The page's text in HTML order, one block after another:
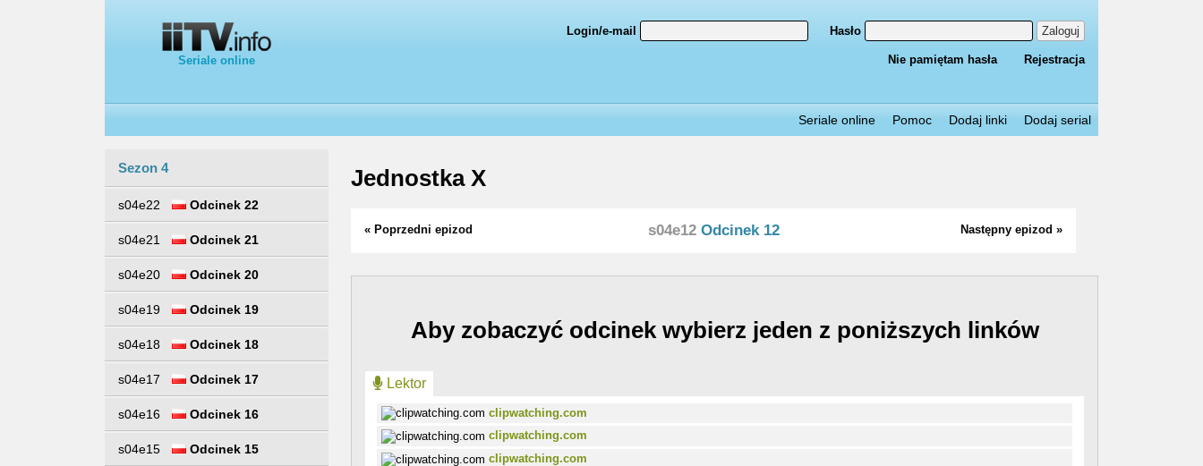
Seriale online
Login/e-mail Hasło Zaloguj
Nie pamiętam hasła Rejestracja
Seriale online Pomoc Dodaj linki Dodaj serial
Sezon 4
s04e22 Odcinek 22
s04e21 Odcinek 21
s04e20 Odcinek 20
s04e19 Odcinek 19
s04e18 Odcinek 18
s04e17 Odcinek 17
s04e16 Odcinek 16
s04e15 Odcinek 15
Jednostka X
« Poprzedni epizod Następny epizod »
s04e12Odcinek 12
Aby zobaczyć odcinek wybierz jeden z poniższych linków
Lektor
clipwatching.com
clipwatching.com
clipwatching.com